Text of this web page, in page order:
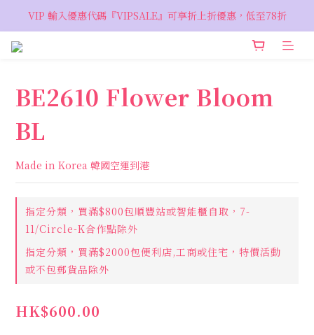
VIP 輸入優惠代碼『VIPSALE』可享折上折優惠，低至78折
VIP 輸入優惠代碼『VIPSALE』可享折上折優惠，低至78折
歡迎預約親臨荔枝角 Showroom，週五六開放
BE2610 Flower Bloom
BL
Made in Korea 韓國空運到港
指定分類，買滿$800包順豐站或智能櫃自取，7-
11/Circle-K合作點除外
指定分類，買滿$2000包便利店,工商或住宅，特價活動
或不包郵貨品除外
HK$600.00